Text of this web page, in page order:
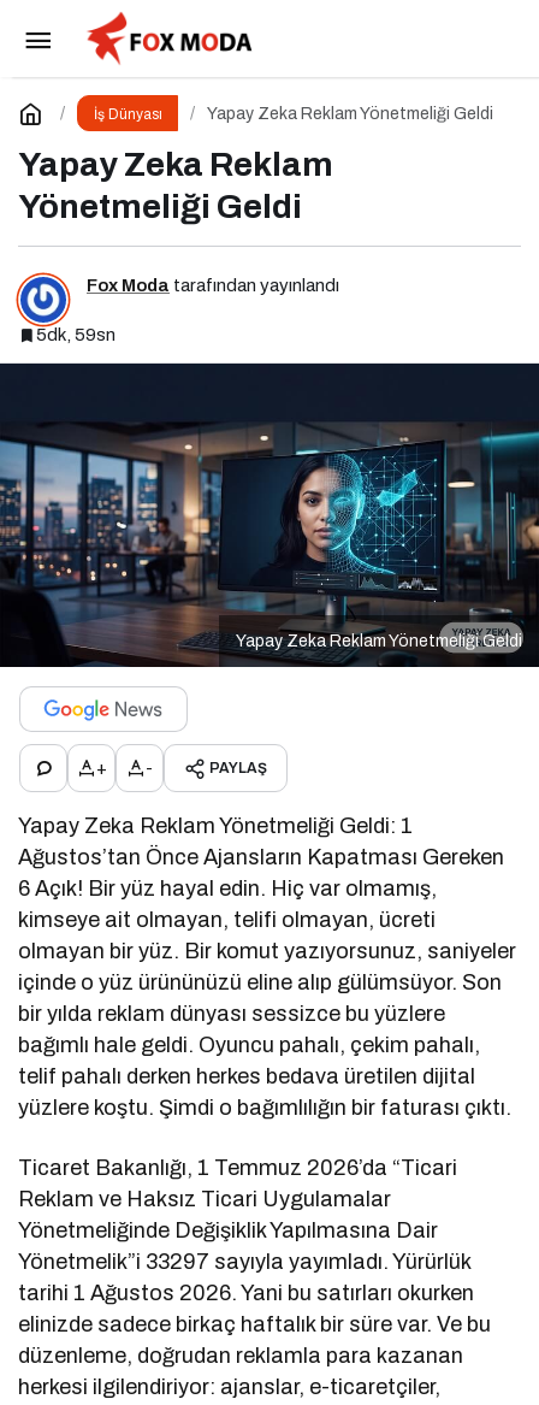
İş Dünyası Yapay Zeka Reklam Yönetmeliği Geldi
Yapay Zeka Reklam
Yönetmeliği Geldi
Fox Moda tarafından yayınlandı
5dk, 59sn
Yapay Zeka Reklam Yönetmeliği Geldi
+ - PAYLAŞ
Yapay Zeka Reklam Yönetmeliği Geldi: 1
Ağustos’tan Önce Ajansların Kapatması Gereken
6 Açık! Bir yüz hayal edin. Hiç var olmamış,
kimseye ait olmayan, telifi olmayan, ücreti
olmayan bir yüz. Bir komut yazıyorsunuz, saniyeler
içinde o yüz ürününüzü eline alıp gülümsüyor. Son
bir yılda reklam dünyası sessizce bu yüzlere
bağımlı hale geldi. Oyuncu pahalı, çekim pahalı,
telif pahalı derken herkes bedava üretilen dijital
yüzlere koştu. Şimdi o bağımlılığın bir faturası çıktı.
Ticaret Bakanlığı, 1 Temmuz 2026’da “Ticari
Reklam ve Haksız Ticari Uygulamalar
Yönetmeliğinde Değişiklik Yapılmasına Dair
Yönetmelik”i 33297 sayıyla yayımladı. Yürürlük
tarihi 1 Ağustos 2026. Yani bu satırları okurken
elinizde sadece birkaç haftalık bir süre var. Ve bu
düzenleme, doğrudan reklamla para kazanan
herkesi ilgilendiriyor: ajanslar, e-ticaretçiler,
Ege’nin İhracat Devleri “Şampiyonlar Ligi”nde
Yorum Yap